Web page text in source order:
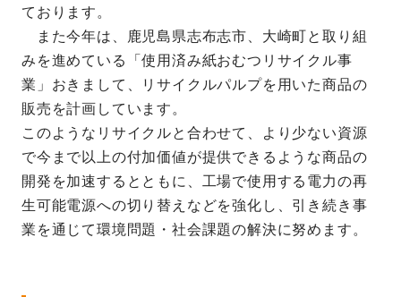
ております。
また今年は、鹿児島県志布志市、大崎町と取り組
みを進めている「使用済み紙おむつリサイクル事
業」おきまして、リサイクルパルプを用いた商品の
販売を計画しています。
このようなリサイクルと合わせて、より少ない資源
で今まで以上の付加価値が提供できるような商品の
開発を加速するとともに、工場で使用する電力の再
生可能電源への切り替えなどを強化し、引き続き事
業を通じて環境問題・社会課題の解決に努めます。